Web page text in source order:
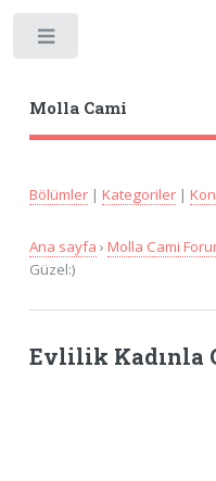
Molla Cami
Bölümler| Kategoriler|
Ana sayfa › Molla Cami
Güzel:)
Evlilik Kadınla